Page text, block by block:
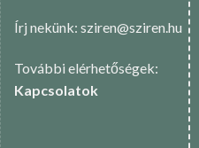
Írj nekünk: sziren@sziren.hu
További elérhetőségek:
Kapcsolatok